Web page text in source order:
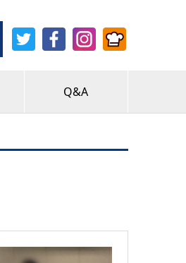
Q&A